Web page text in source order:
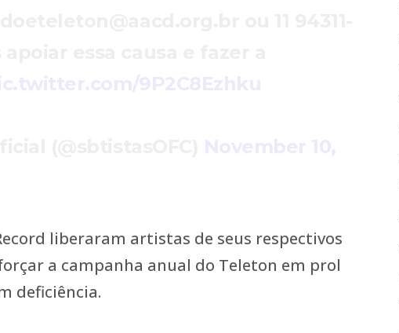
liberaram artistas de seus respectivos
a campanha anual do Teleton em prol
deficiência.